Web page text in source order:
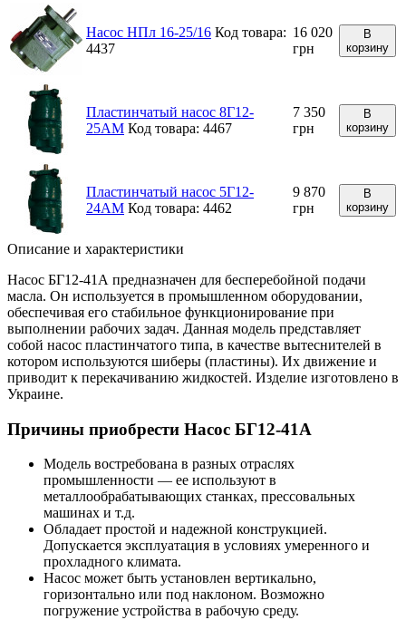
Насос НПл 16-25/16 Код товара:
4437
16 020
грн
В
корзину
Пластинчатый насос 8Г12-
25АМ Код товара: 4467
7 350
грн
В
корзину
Пластинчатый насос 5Г12-
24АМ Код товара: 4462
9 870
грн
В
корзину
Описание и характеристики
Насос БГ12-41А предназначен для бесперебойной подачи
масла. Он используется в промышленном оборудовании,
обеспечивая его стабильное функционирование при
выполнении рабочих задач. Данная модель представляет
собой насос пластинчатого типа, в качестве вытеснителей в
котором используются шиберы (пластины). Их движение и
приводит к перекачиванию жидкостей. Изделие изготовлено в
Украине.
Причины приобрести Насос БГ12-41А
Модель востребована в разных отраслях
промышленности — ее используют в
металлообрабатывающих станках, прессовальных
машинах и т.д.
Обладает простой и надежной конструкцией.
Допускается эксплуатация в условиях умеренного и
прохладного климата.
Насос может быть установлен вертикально,
горизонтально или под наклоном. Возможно
погружение устройства в рабочую среду.